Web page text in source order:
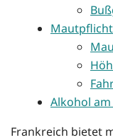
Alkohol
Frankreich bietet